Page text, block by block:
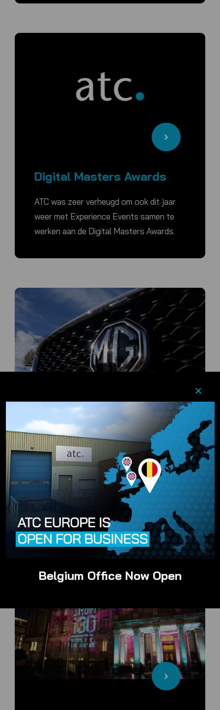
Digital Masters Awards
ATC was zeer verheugd om ook dit jaar
weer met Experience Events samen te
werken aan de Digital Masters Awards.
MG ZS Lancering
ATC was er trots op MG Motor UK te
kunnen ondersteunen bij de lancering van
de nieuwe ZS SUV - de nieuwste
toevoeging aan de steeds groter
wordende markt van compacte SUV's.
Belgium Office Now Open